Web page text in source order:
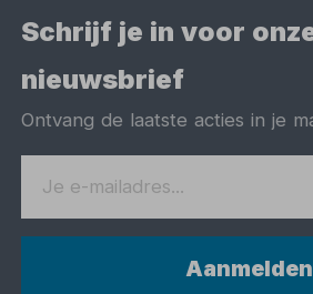
Schrijf je in voor
nieuwsbrief
Ontvang de laatste acties in je
Aanmelden